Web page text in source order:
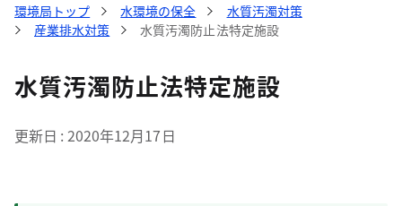
環境局トップ 水環境の保全
水質汚濁対策
産業排水対策
水質汚濁防止法特定施設
水質汚濁防止法特定施設
更新日 2020年12月17日